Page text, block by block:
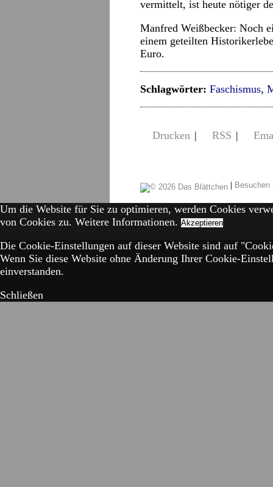
vermittelt, ist heute nötiger
Manfred Weißbecker: Noch
einem geteilten
Euro.
Schlagwörter: Faschismus,
Drucken | RSS |
|
Um die Website für Sie zu optimieren, werden Cookies
von Cookies zu. Weitere Informationen. Akzeptieren
Die Cookie-Einstellungen auf dieser Website sind auf
Wenn Sie diese Website ohne Änderung Ihrer Cookie-
einverstanden.
Schließen